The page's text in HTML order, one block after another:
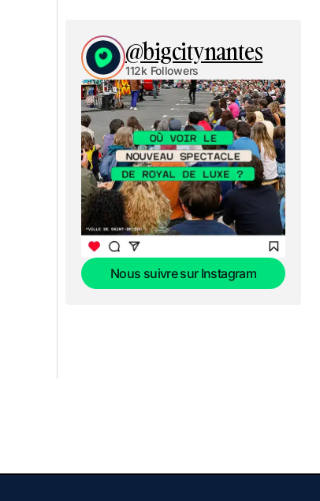
@bigcitynantes
112k Followers
Nous suivre sur Instagram